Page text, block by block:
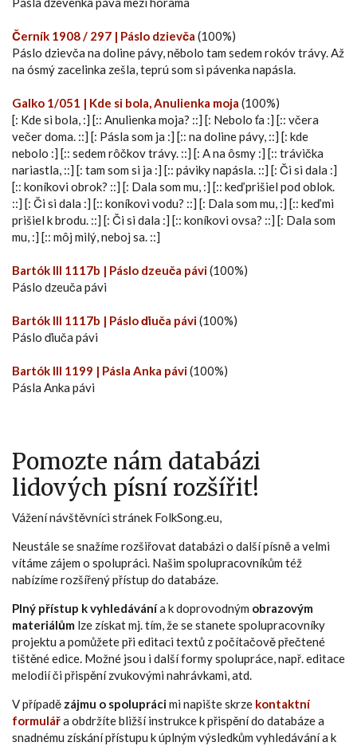
Černík 1908 / 297 | Páslo dzievča (100%)
Páslo dzievča na doline pávy, něbolo tam sedem rokóv trávy. Až
na ósmý zacelinka zešla, teprú som si pávenka napásla.
Galko 1/051 | Kde si bola, Anulienka moja (100%)
[: Kde si bola, :] [:: Anulienka moja? ::] [: Nebolo ťa :] [:: včera
večer doma. ::] [: Pásla som ja :] [:: na doline pávy, ::] [: kde
nebolo :] [:: sedem rôčkov trávy. ::] [: A na ôsmy :] [:: trávička
nariastla, ::] [: tam som si ja :] [:: páviky napásla. ::] [: Či si dala :]
[:: koníkovi obrok? ::] [: Dala som mu, :] [:: keď prišiel pod oblok.
::] [: Či si dala :] [:: koníkovi vodu? ::] [: Dala som mu, :] [:: keď mi
prišiel k brodu. ::] [: Či si dala :] [:: koníkovi ovsa? ::] [: Dala som
mu, :] [:: môj milý, neboj sa. ::]
Bartók III 1117b | Páslo dzeuča pávi(100%)
Páslo dzeuča pávi
Bartók III 1117b | Páslo ďiuča pávi(100%)
Páslo ďiuča pávi
Bartók III 1199 | Pásla Anka pávi(100%)
Pásla Anka pávi
Pomozte nám databázi
lidových písní rozšířit!
Vážení návštěvníci stránek FolkSong.eu,
Neustále se snažíme rozšiřovat databázi o další písně a velmi
vítáme zájem o spolupráci. Našim spolupracovníkům též
nabízíme rozšířený přístup do databáze.
Plný přístup k vyhledávánía k doprovodným obrazovým
materiálům lze získat mj. tím, že se stanete spolupracovníky
projektu a pomůžete při editaci textů z počítačově přečtené
tištěné edice. Možné jsou i další formy spolupráce, např. editace
melodií či přispění zvukovými nahrávkami, atd.
V případě zájmu o spoluprácimi napište skrze kontaktní
formulářa obdržíte bližší instrukce k přispění do databáze a
snadnému získání přístupu k úplným výsledkům vyhledávání a k